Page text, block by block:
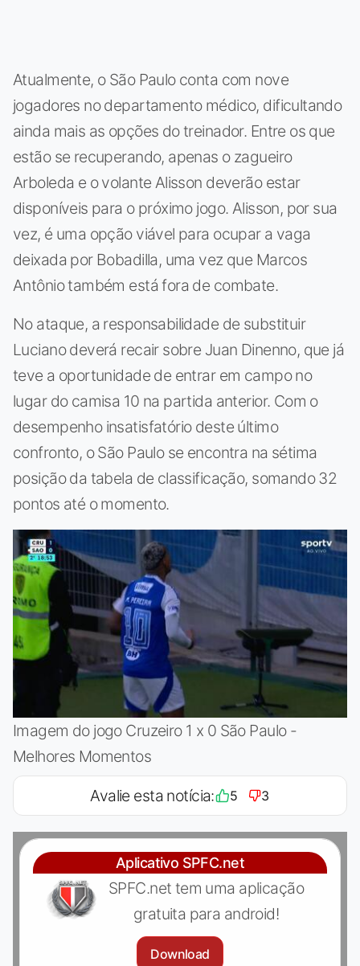
Atualmente, o São Paulo conta com nove
jogadores no departamento médico, dificultando
ainda mais as opções do treinador. Entre os que
estão se recuperando, apenas o zagueiro
Arboleda e o volante Alisson deverão estar
disponíveis para o próximo jogo. Alisson, por sua
vez, é uma opção viável para ocupar a vaga
deixada por Bobadilla, uma vez que Marcos
Antônio também está fora de combate.
No ataque, a responsabilidade de substituir
Luciano deverá recair sobre Juan Dinenno, que já
teve a oportunidade de entrar em campo no
lugar do camisa 10 na partida anterior. Com o
desempenho insatisfatório deste último
confronto, o São Paulo se encontra na sétima
posição da tabela de classificação, somando 32
pontos até o momento.
Imagem do jogo Cruzeiro 1 x 0 São Paulo -
Melhores Momentos
Avalie esta notícia: 5 3
Aplicativo SPFC.net
SPFC.net tem uma aplicação
gratuita para android!
Download